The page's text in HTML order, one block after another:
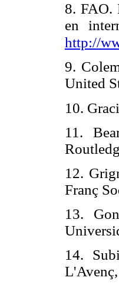
8. FAO.
en
http://
9.
United
10.
11.
12.
Franç
13.
14.